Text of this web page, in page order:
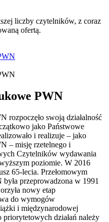
liczby czytelników, z coraz
ofertą.
PWN
rozpoczęło swoją działalność
jako Państwowe
i realizuje – jako
– misję rzetelnego i
Czytelników wydawania
poziomie. W 2016
65-lecia. Przełomowym
przeprowadzona w 1991
nowy etap
do wymogów
i międzynarodowej
działań należy